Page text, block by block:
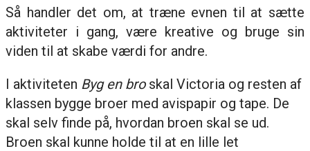
Så handler det om, at træne evnen til at sætte
aktiviteter i gang, være kreative og bruge sin
viden til at skabe værdi for andre.
I aktiviteten Byg en broskal Victoria og resten af
klassen bygge broer med avispapir og tape. De
skal selv finde på, hvordan broen skal se ud.
Broen skal kunne holde til at en lille let